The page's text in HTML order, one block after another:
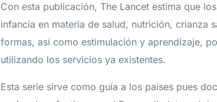
Con esta publicación, The Lancet estima que
infancia en materia de salud, nutrición, crianza
formas, así como estimulación y aprendizaje,
utilizando los servicios ya existentes.
Esta serie sirve como guía a los países pues